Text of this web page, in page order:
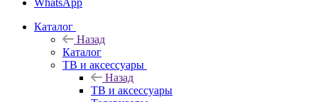
WhatsApp
Каталог
Назад
Каталог
ТВ и аксессуары
Назад
ТВ и аксессуары